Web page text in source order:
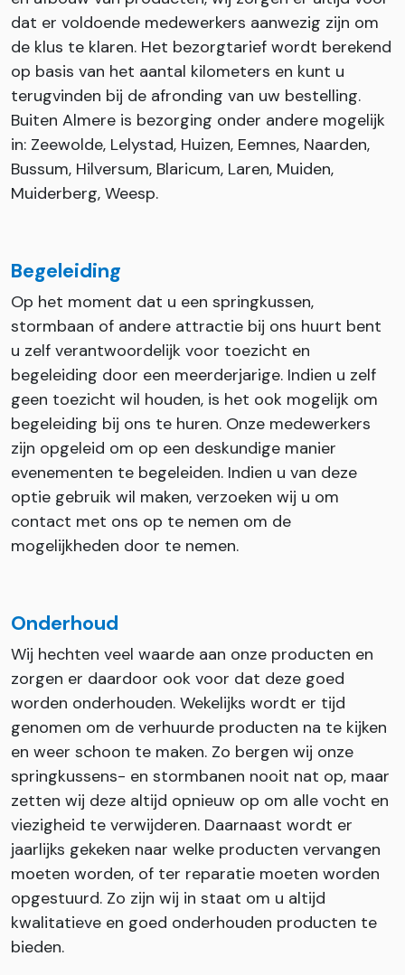
dat er voldoende medewerkers aanwezig zijn om
de klus te klaren. Het bezorgtarief wordt berekend
op basis van het aantal kilometers en kunt u
terugvinden bij de afronding van uw bestelling.
Buiten Almere is bezorging onder andere mogelijk
in: Zeewolde, Lelystad, Huizen, Eemnes, Naarden,
Bussum, Hilversum, Blaricum, Laren, Muiden,
Muiderberg, Weesp.
Begeleiding
Op het moment dat u een springkussen,
stormbaan of andere attractie bij ons huurt bent
u zelf verantwoordelijk voor toezicht en
begeleiding door een meerderjarige. Indien u zelf
geen toezicht wil houden, is het ook mogelijk om
begeleiding bij ons te huren. Onze medewerkers
zijn opgeleid om op een deskundige manier
evenementen te begeleiden. Indien u van deze
optie gebruik wil maken, verzoeken wij u om
contact met ons op te nemen om de
mogelijkheden door te nemen.
Onderhoud
Wij hechten veel waarde aan onze producten en
zorgen er daardoor ook voor dat deze goed
worden onderhouden. Wekelijks wordt er tijd
genomen om de verhuurde producten na te kijken
en weer schoon te maken. Zo bergen wij onze
springkussens- en stormbanen nooit nat op, maar
zetten wij deze altijd opnieuw op om alle vocht en
viezigheid te verwijderen. Daarnaast wordt er
jaarlijks gekeken naar welke producten vervangen
moeten worden, of ter reparatie moeten worden
opgestuurd. Zo zijn wij in staat om u altijd
kwalitatieve en goed onderhouden producten te
bieden.